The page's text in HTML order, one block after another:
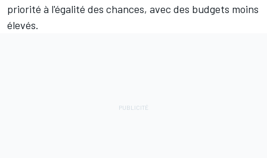
priorité à l'égalité des chances, avec des budgets moins
élevés.